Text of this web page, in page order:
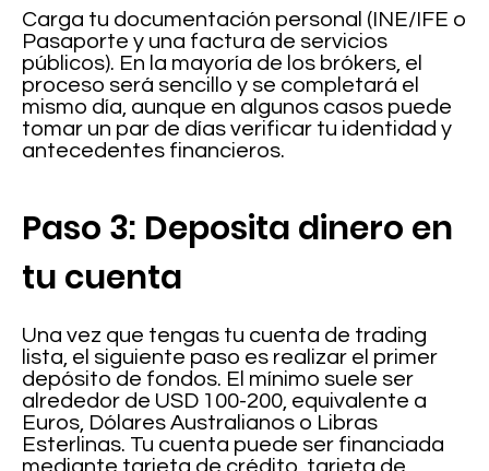
Carga tu documentación personal (INE/IFE o
Pasaporte y una factura de servicios
públicos). En la mayoría de los brókers, el
proceso será sencillo y se completará el
mismo día, aunque en algunos casos puede
tomar un par de días verificar tu identidad y
antecedentes financieros.
Paso 3: Deposita dinero en
tu cuenta
Una vez que tengas tu cuenta de trading
lista, el siguiente paso es realizar el primer
depósito de fondos. El mínimo suele ser
alrededor de USD 100-200, equivalente a
Euros, Dólares Australianos o Libras
Esterlinas. Tu cuenta puede ser financiada